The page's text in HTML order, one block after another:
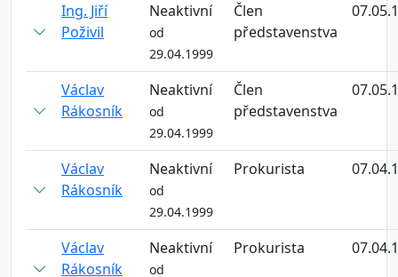
Ing. Jiří
Poživil
Neaktivní
od
29.04.1999
Člen
představenstva
Václav
Rákosník
Neaktivní
od
29.04.1999
Člen
představenstva
Václav
Rákosník
Neaktivní
od
29.04.1999
Prokurista
Václav
Rákosník
Neaktivní
od
Prokurista